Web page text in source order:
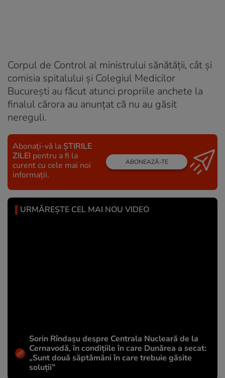
Corpul de Control al ministrului sănătății, cât și
comisia spitalului și Colegiul Medicilor
București au făcut atunci propriile anchete la
finalul cărora au anunțat că nu au găsit
nereguli.
Abonați-vă la ȘTIRILE
ZILEI pentru a fi la
curent cu cele mai noi
informații.
ABONEAZĂ-TE
URMĂREȘTE CEL MAI NOU VIDEO
Sorin Rîndașu despre Centrala Nucleară de la
Cernavodă, în condițiile în care Dunărea a secat:
„Sunt două săptămâni în care trebuie găsite
soluții”